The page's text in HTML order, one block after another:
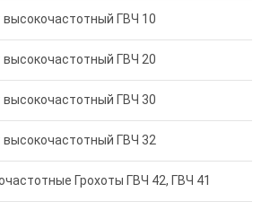
высокочастотный ГВЧ 10
высокочастотный ГВЧ 20
высокочастотный ГВЧ 30
высокочастотный ГВЧ 32
Грохоты ГВЧ 42, ГВЧ 41